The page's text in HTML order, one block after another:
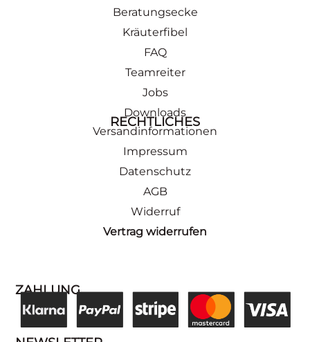
Beratungsecke
Kräuterfibel
FAQ
Teamreiter
Jobs
Downloads
RECHTLICHES
Versandinformationen
Impressum
Datenschutz
AGB
Widerruf
Vertrag widerrufen
ZAHLUNG